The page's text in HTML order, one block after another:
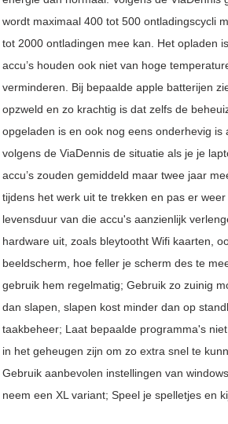
wordt maximaal 400 tot 500 ontladingscycli
tot 2000 ontladingen mee kan. Het opladen
accu’s houden ook niet van hoge
verminderen. Bij bepaalde apple batterijen
opzweld en zo krachtig is dat zelfs de
opgeladen is en ook nog eens onderhevig
volgens de ViaDennis de situatie als je je
accu’s zouden gemiddeld maar twee jaar
tijdens het werk uit te trekken en pas er
levensduur van die accu's aanzienlijk
hardware uit, zoals bleytootht Wifi kaarten,
beeldscherm, hoe feller je scherm des te
gebruik hem regelmatig; Gebruik zo zuinig
dan slapen, slapen kost minder dan op
taakbeheer; Laat bepaalde programma's
in het geheugen zijn om zo extra snel te
Gebruik aanbevolen instellingen van
neem een XL variant; Speel je spelletjes en